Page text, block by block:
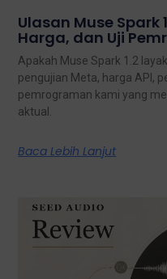
Ulasan Muse Spark
Harga, dan Uji
Apakah Muse Spark 1.2
pengujian Meta, harga API,
pemrograman kami yang
aktual.
Baca Lebih Lanjut